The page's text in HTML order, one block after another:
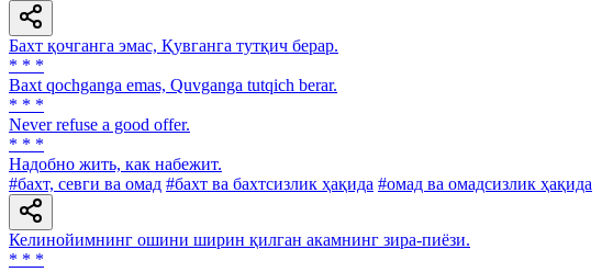
Бахт қочганга эмас, Қувганга тутқич берар.
* * *
Baxt qochganga emas, Quvganga tutqich berar.
* * *
Never refuse a good offer.
* * *
Надобно жить, как набежит.
#бахт, севги ва омад #бахт ва бахтсизлик ҳақида #омад ва омадсизлик ҳақида
Келинойимнинг ошини ширин қилган акамнинг зира-пиёзи.
* * *